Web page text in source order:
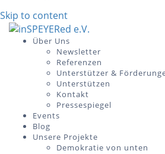
Skip to content
Über Uns
Newsletter
Referenzen
Unterstützer &
Unterstützen
Kontakt
Pressespiegel
Events
Blog
Unsere Projekte
Demokratie von unten